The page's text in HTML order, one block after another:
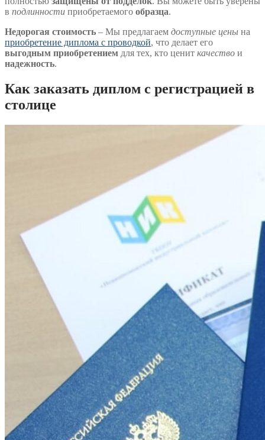
в подлинности приобретаемого образца.
Недорогая стоимость – Мы предлагаем доступные цены на
приобретение диплома с проводкой, что делает его
выгодным приобретением для тех, кто ценит качество и
надежность.
Как заказать диплом с регистрацией в
столице